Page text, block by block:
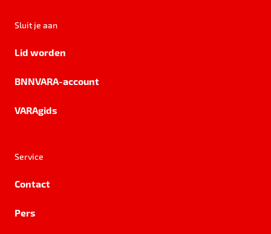
Sluit je aan
Lid worden
BNNVARA-account
VARAgids
Service
Contact
Pers